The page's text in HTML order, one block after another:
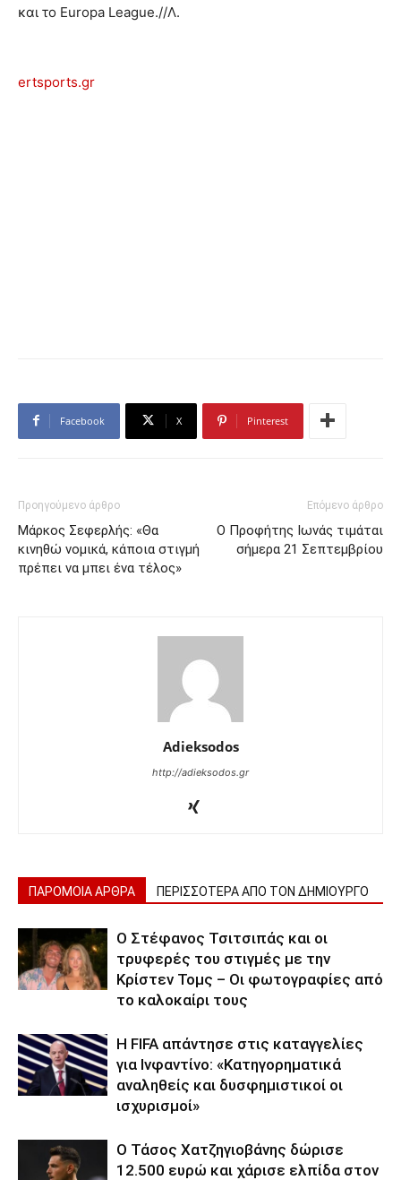
και το Europa League.//Λ.
ertsports.gr
Facebook X Pinterest
Προηγούμενο άρθρο
Μάρκος Σεφερλής: «Θα
κινηθώ νομικά, κάποια στιγμή
πρέπει να μπει ένα τέλος»
Επόμενο άρθρο
Ο Προφήτης Ιωνάς τιμάται
σήμερα 21 Σεπτεμβρίου
Adieksodos
http://adieksodos.gr
ΠΑΡΟΜΟΙΑ ΑΡΘΡΑ ΠΕΡΙΣΣΟΤΕΡΑ ΑΠΟ ΤΟΝ ΔΗΜΙΟΥΡΓΟ
Ο Στέφανος Τσιτσιπάς και οι
τρυφερές του στιγμές με την
Κρίστεν Τομς – Οι φωτογραφίες από
το καλοκαίρι τους
Η FIFA απάντησε στις καταγγελίες
για Ινφαντίνο: «Κατηγορηματικά
αναληθείς και δυσφημιστικοί οι
ισχυρισμοί»
Ο Τάσος Χατζηγιοβάνης δώρισε
12.500 ευρώ και χάρισε ελπίδα στον